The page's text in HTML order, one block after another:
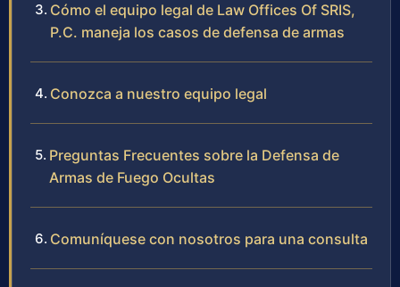
Cómo el equipo legal de Law Offices Of SRIS,
P.C. maneja los casos de defensa de armas
Conozca a nuestro equipo legal
Preguntas Frecuentes sobre la Defensa de
Armas de Fuego Ocultas
Comuníquese con nosotros para una consulta